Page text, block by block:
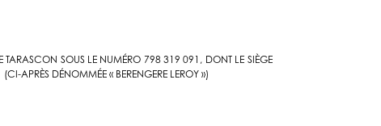
TARASCON SOUS LE NUMÉRO 798 319 091, DONT LE SIÈGE
APRÈS DÉNOMMÉE « BERENGERE LEROY »)